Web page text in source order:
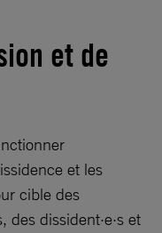
et de
et les
cible des
des dissident·e·s et